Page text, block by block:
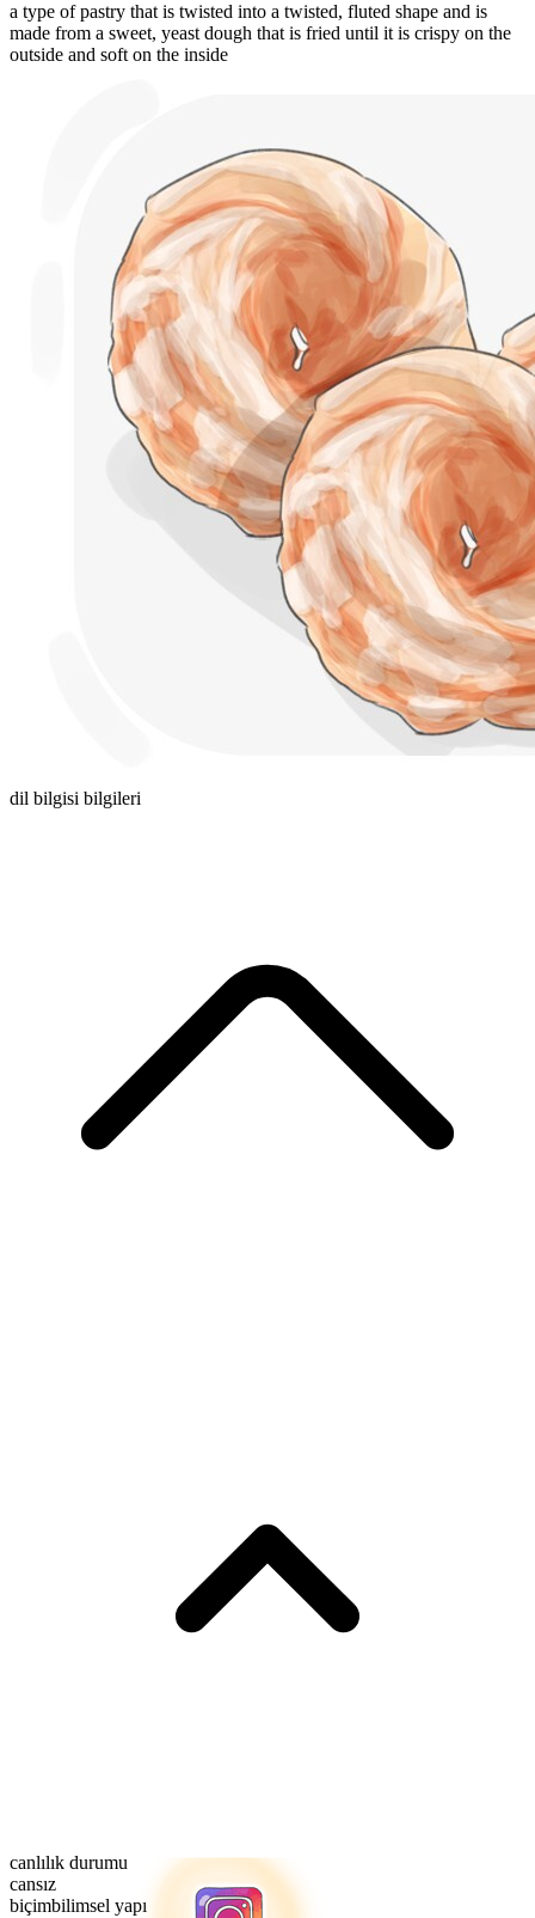
a type of pastry that is twisted into a twisted, fluted shape and is
made from a sweet, yeast dough that is fried until it is crispy on the
outside and soft on the inside
dil bilgisi bilgileri
canlılık durumu
cansız
biçimbilimsel yapı